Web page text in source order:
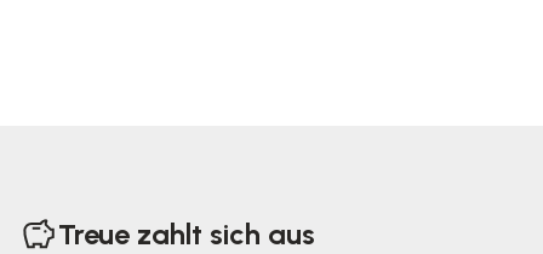
Treue zahlt sich aus